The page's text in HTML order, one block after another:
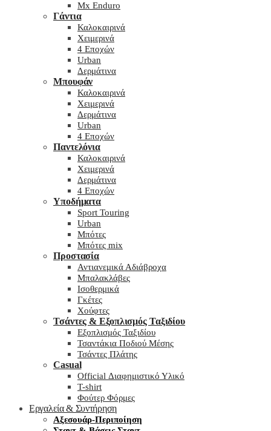
Mx Enduro
Γάντια
Καλοκαιρινά
Χειμερινά
4 Εποχών
Urban
Δερμάτινα
Μπουφάν
Καλοκαιρινά
Χειμερινά
Δερμάτινα
Urban
4 Εποχών
Παντελόνια
Καλοκαιρινά
Χειμερινά
Δερμάτινα
4 Εποχών
Υποδήματα
Sport Touring
Urban
Μπότες
Μπότες mix
Προστασία
Αντιανεμικά Αδιάβροχα
Μπαλακλάβες
Ισοθερμικά
Γκέτες
Χούφτες
Τσάντες & Εξοπλισμός Ταξιδίου
Εξοπλισμός Ταξιδίου
Τσαντάκια Ποδιού Μέσης
Τσάντες Πλάτης
Casual
Official Διαφημιστικό Υλικό
T-shirt
Φούτερ Φόρμες
Εργαλεία & Συντήρηση
Αξεσουάρ-Περιποίηση